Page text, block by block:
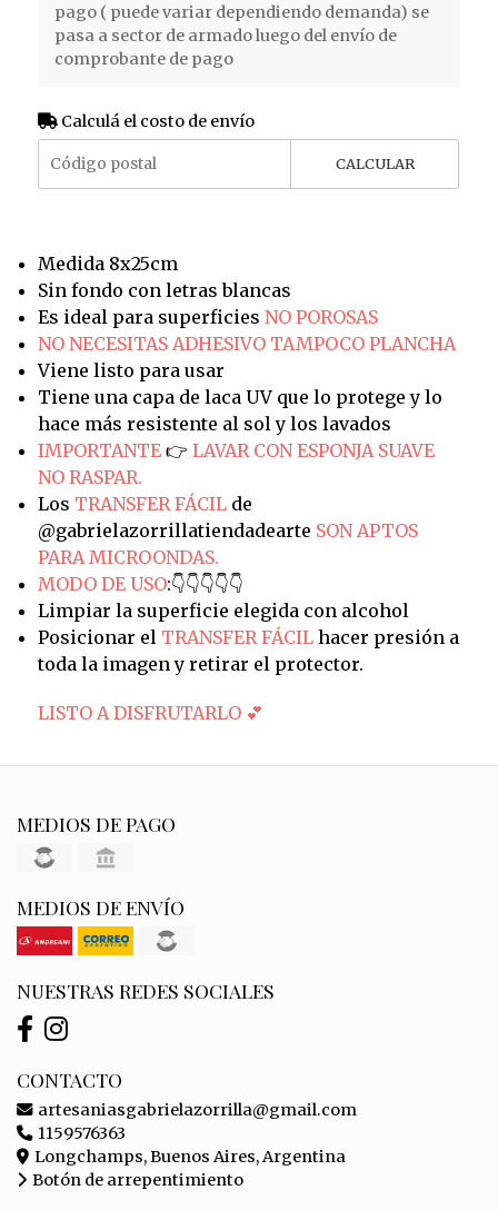
pago ( puede variar dependiendo demanda) se
pasa a sector de armado luego del envío de
comprobante de pago
Calculá el costo de envío
CALCULAR
Medida 8x25cm
Sin fondo con letras blancas
Es ideal para superficies NO POROSAS
NO NECESITAS ADHESIVO TAMPOCO PLANCHA
Viene listo para usar
Tiene una capa de laca UV que lo protege y lo
hace más resistente al sol y los lavados
IMPORTANTE 👉 LAVAR CON ESPONJA SUAVE
NO RASPAR.
Los TRANSFER FÁCILde
@gabrielazorrillatiendadearte SON APTOS
PARA MICROONDAS.
MODO DE USO:👇👇👇👇👇
Limpiar la superficie elegida con alcohol
Posicionar el TRANSFER FÁCILhacer presión a
toda la imagen y retirar el protector.
LISTO A DISFRUTARLO 💕
MEDIOS DE PAGO
MEDIOS DE ENVÍO
NUESTRAS REDES SOCIALES
CONTACTO
artesaniasgabrielazorrilla@gmail.com
1159576363
Longchamps, Buenos Aires, Argentina
Botón de arrepentimiento